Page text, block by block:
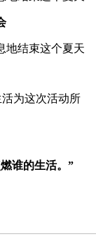
为这次活动所
谁的生活。”